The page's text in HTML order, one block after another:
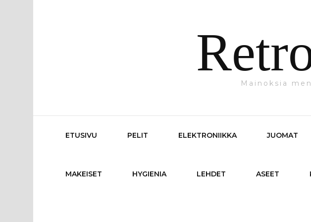
Mainoksia
ETUSIVU PELIT ELEKTRONIIKKA JUOMAT
MAKEISET HYGIENIA LEHDET ASEET